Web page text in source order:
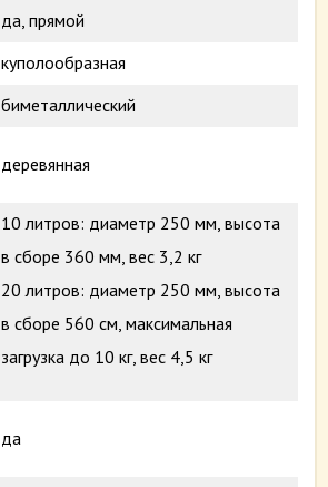
да, прямой
куполообразная
биметаллический
деревянная
10 литров: диаметр 250 мм, высота
в сборе 360 мм, вес 3,2 кг
20 литров: диаметр 250 мм, высота
в сборе 560 см, максимальная
загрузка до 10 кг, вес 4,5 кг
да